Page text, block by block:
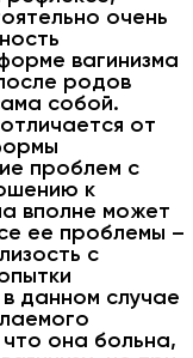
очень
вагинизма
родов
собой.
от
проблем с
к
вполне может
ее проблемы –
с
данном случае
она больна,